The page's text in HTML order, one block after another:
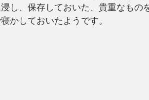
し、保存しておいた、貴重なもの
かしておいたようです。